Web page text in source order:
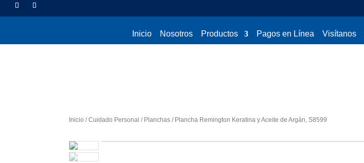
Inicio Nosotros Productos Pagos en Línea Visítanos
Inicio /Cuidado Personal / Planchas / Plancha Remington Keratina y Aceite de Argán, S8599